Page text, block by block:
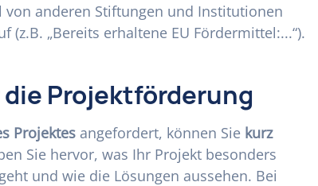
anderen Stiftungen und Institutionen
(z.B. „Bereits erhaltene EU Fördermittel:...“).
Projektförderung
Projektes angefordert, können Sie kurz
Sie hervor, was Ihr Projekt besonders
und wie die Lösungen aussehen. Bei